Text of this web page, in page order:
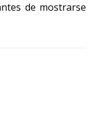
de mostrarse